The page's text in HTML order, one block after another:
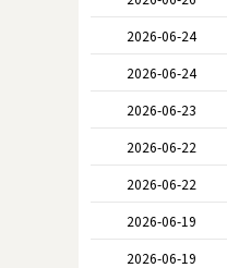
2026-06-24
2026-06-24
2026-06-23
2026-06-22
2026-06-22
2026-06-19
2026-06-19